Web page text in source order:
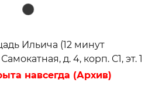
Ильича (12 минут
д. 4, корп. С1, эт. 1
навсегда (Архив)